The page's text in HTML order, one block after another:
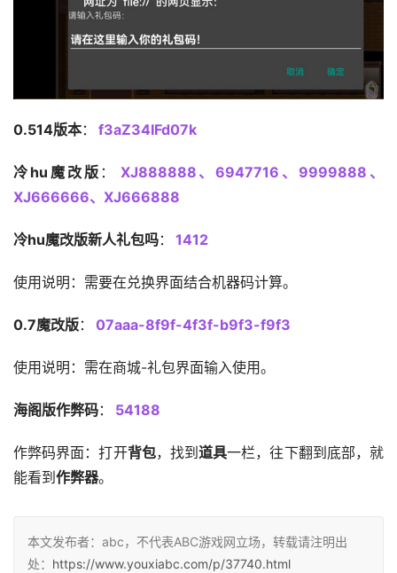
0.514版本： f3aZ34IFd07k
冷hu魔改版 ：
XJ888888、6947716、9999888、
XJ666666、XJ666888
冷hu魔改版新人礼包吗： 1412
使用说明：需要在兑换界面结合机器码计算。
0.7魔改版： 07aaa-8f9f-4f3f-b9f3-f9f3
使用说明：需在商城-礼包界面输入使用。
海阁版作弊码： 54188
作弊码界面：打开背包，找到道具一栏，往下翻到底部，就
能看到 作弊器。
本文发布者：abc，不代表ABC游戏网立场，转载请注明出
处： https://www.youxiabc.com/p/37740.html